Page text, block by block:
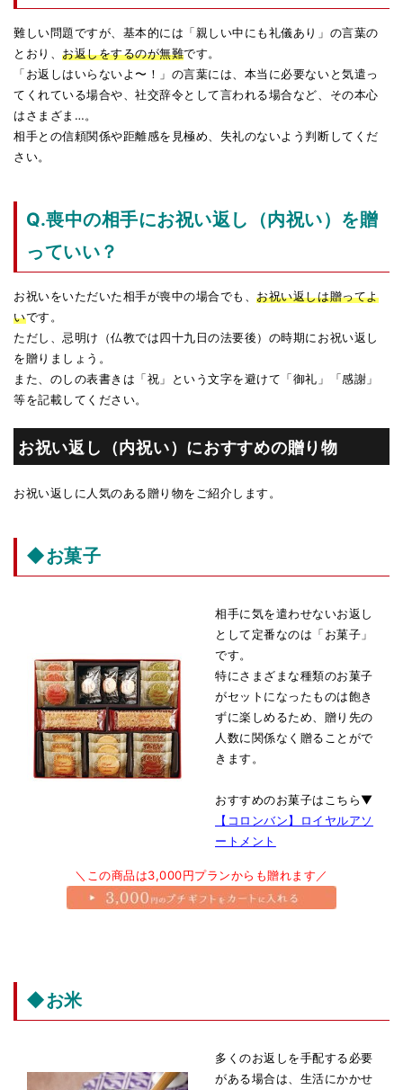
難しい問題ですが、基本的には「親しい中にも礼儀あり」の言葉の
とおり、お返しをするのが無難です。
「お返しはいらないよ〜！」の言葉には、本当に必要ないと気遣っ
てくれている場合や、社交辞令として言われる場合など、その本心
はさまざま…。
相手との信頼関係や距離感を見極め、失礼のないよう判断してくだ
さい。
Q.喪中の相手にお祝い返し（内祝い）を贈
っていい？
お祝いをいただいた相手が喪中の場合でも、お祝い返しは贈ってよ
いです。
ただし、忌明け（仏教では四十九日の法要後）の時期にお祝い返し
を贈りましょう。
また、のしの表書きは「祝」という文字を避けて「御礼」「感謝」
等を記載してください。
お祝い返し（内祝い）におすすめの贈り物
お祝い返しに人気のある贈り物をご紹介します。
◆お菓子
相手に気を遣わせないお返し
として定番なのは「お菓子」
です。
特にさまざまな種類のお菓子
がセットになったものは飽き
ずに楽しめるため、贈り先の
人数に関係なく贈ることがで
きます。
おすすめのお菓子はこちら▼
【コロンバン】ロイヤルアソ
ートメント
＼この商品は3,000円プランからも贈れます／
◆お米
多くのお返しを手配する必要
がある場合は、生活にかかせ